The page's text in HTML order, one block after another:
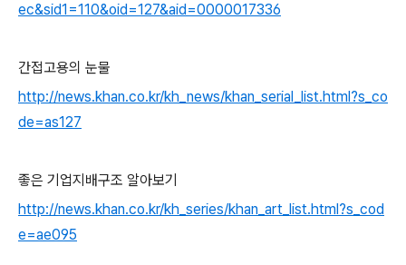
ec&sid1=110&oid=127&aid=0000017336
간접고용의 눈물
http://news.khan.co.kr/kh_news/khan_serial_list.html?s_co
de=as127
좋은 기업지배구조 알아보기
http://news.khan.co.kr/kh_series/khan_art_list.html?s_cod
e=ae095